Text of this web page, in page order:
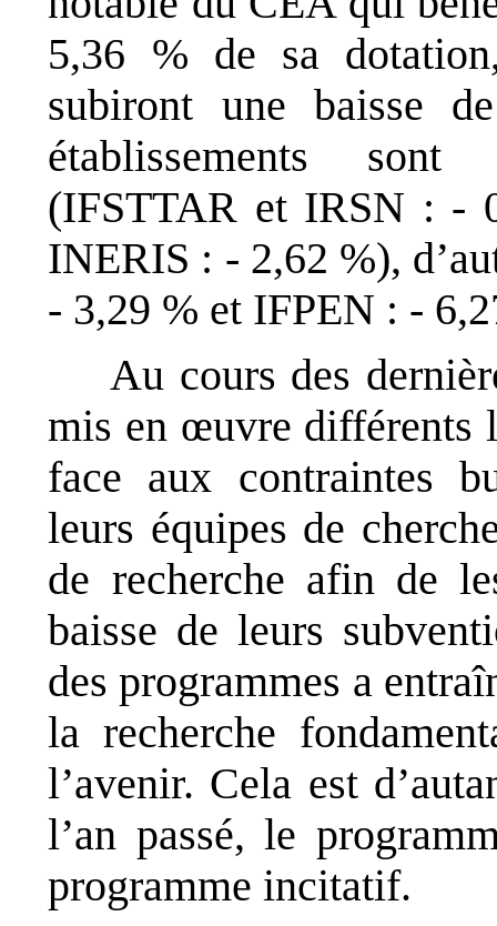
5,36 % de sa
subiront une baisse
établissements
(IFSTTAR et IRSN : -
INERIS : - 2,62 %),
- 3,29 % et IFPEN : -
Au cours des
mis en œuvre différents
face aux contraintes
leurs équipes de
de recherche afin de
baisse de leurs
des programmes a
la recherche
l’avenir. Cela est
l’an passé, le
programme incitatif.